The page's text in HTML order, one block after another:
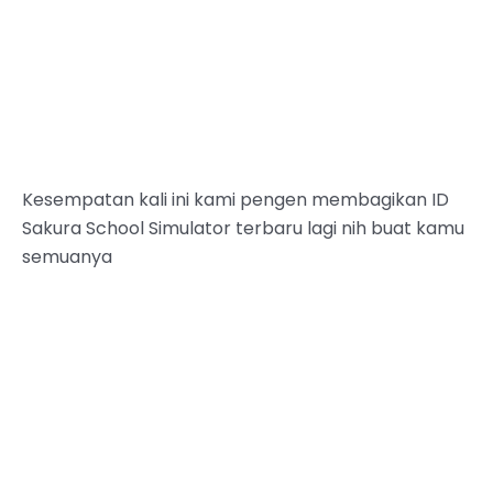
Kesempatan kali ini kami pengen membagikan ID
Sakura School Simulator terbaru lagi nih buat kamu
semuanya